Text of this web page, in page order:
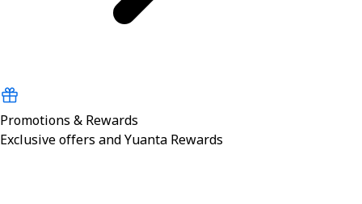
Promotions & Rewards
Exclusive offers and Yuanta Rewards